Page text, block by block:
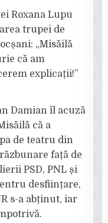
Roxana Lupu
trupei de
„Misăilă
că am
explicații!”
Damian îl acuză
că a
de teatru din
față de
PSD, PNL și
desființare,
s-a abținut, iar